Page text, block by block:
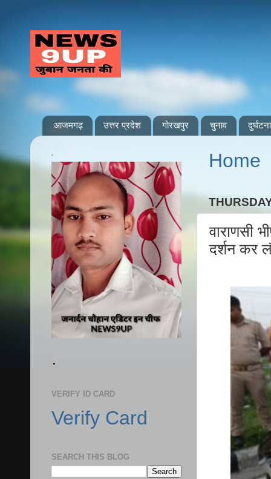
आजमगढ़ उत्तर प्रदेश गोरखपुर चुनाव दुर्घटना
Home
वाराणसी
दर्शन कर
.
.
VERIFY ID CARD
Verify Card
SEARCH THIS BLOG